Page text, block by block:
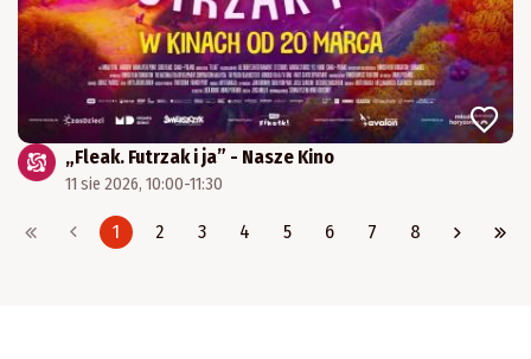
„Fleak. Futrzak i ja” - Nasze Kino
11 sie 2026, 10:00-11:30
1 2 3 4 5 6 7 8